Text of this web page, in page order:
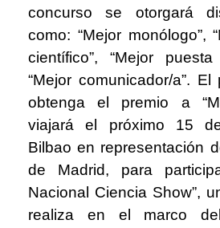
concurso se otorgará
como: “Mejor monólogo”,
científico”, “Mejor
“Mejor comunicador/a”.
obtenga el premio a
viajará el próximo 15
Bilbao en representación
de Madrid, para
Nacional Ciencia Show”,
realiza en el marco